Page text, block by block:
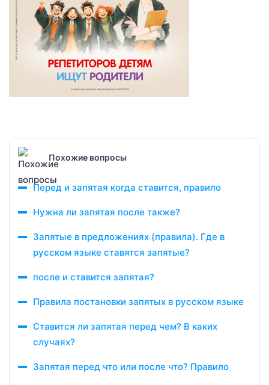
Похожие вопросы
Перед и запятая когда ставится, правило
Нужна ли запятая после также?
Запятые в предложениях (правила). Где в
русском языке ставятся запятые?
после и ставится запятая?
Правила постановки запятых в русском языке
Ставится ли запятая перед чем? В каких
случаях?
Запятая перед что или после что? Правило